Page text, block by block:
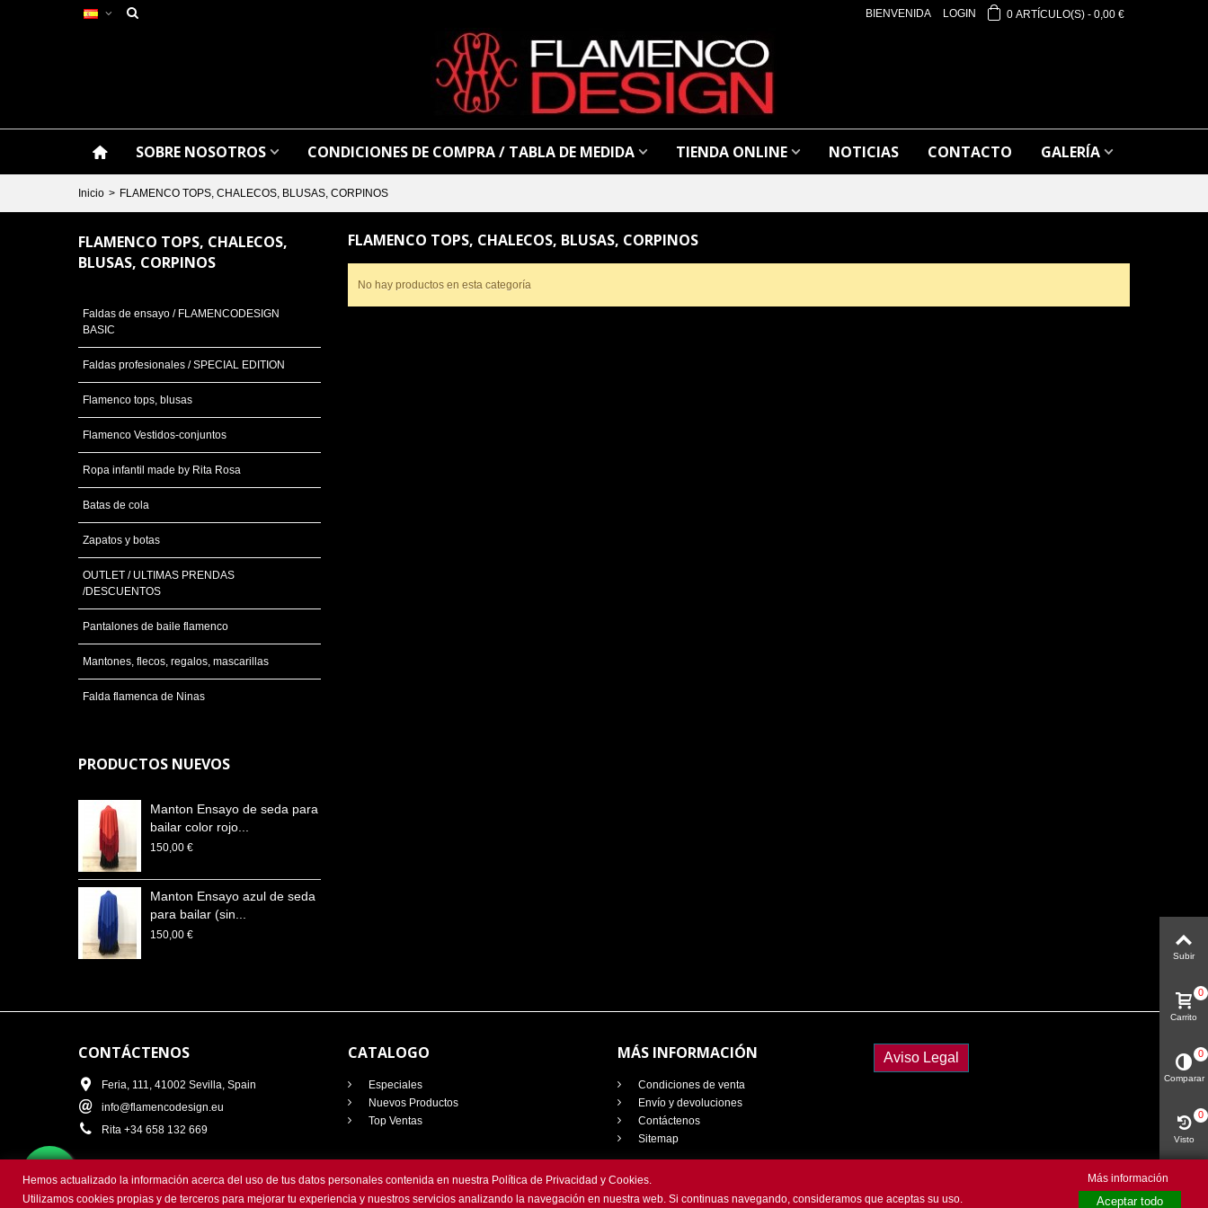
0 ARTÍCULO(S) - 0,00 €
LOGIN
BIENVENIDA
SOBRE NOSOTROS CONDICIONES DE COMPRA / TABLA DE MEDIDA TIENDA ONLINE NOTICIAS CONTACTO GALERÍA
Inicio > FLAMENCO TOPS, CHALECOS, BLUSAS, CORPINOS
FLAMENCO TOPS, CHALECOS,
BLUSAS, CORPINOS
Faldas de ensayo / FLAMENCODESIGN
BASIC
Faldas profesionales / SPECIAL EDITION
Flamenco tops, blusas
Flamenco Vestidos-conjuntos
Ropa infantil made by Rita Rosa
Batas de cola
Zapatos y botas
OUTLET / ULTIMAS PRENDAS
/DESCUENTOS
Pantalones de baile flamenco
Mantones, flecos, regalos, mascarillas
Falda flamenca de Ninas
PRODUCTOS NUEVOS
Manton Ensayo de seda para
bailar color rojo...
150,00 €
Manton Ensayo azul de seda
para bailar (sin...
150,00 €
FLAMENCO TOPS, CHALECOS, BLUSAS, CORPINOS
No hay productos en esta categoría
CONTÁCTENOS
Feria, 111, 41002 Sevilla, Spain
info@flamencodesign.eu
Rita +34 658 132 669
CATALOGO
Especiales
Nuevos Productos
Top Ventas
MÁS INFORMACIÓN
Condiciones de venta
Envío y devoluciones
Contáctenos
Sitemap
Aviso Legal
@ 2018 FlamencoDesign | Todos los Derechos Reservados. Web diseñada porHomemade Marketing
Subir
Carrito
0
Comparar
0
Visto
0
Código QR
Hemos actualizado la información acerca del uso de tus datos personales contenida en nuestra Política de Privacidad y Cookies.
Utilizamos cookies propias y de terceros para mejorar tu experiencia y nuestros servicios analizando la navegación en nuestra web. Si continuas navegando, consideramos que aceptas su uso.
Más información
Aceptar todo